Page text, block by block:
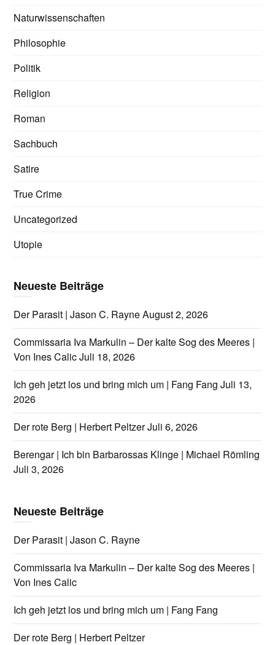
Naturwissenschaften
Philosophie
Politik
Religion
Roman
Sachbuch
Satire
True Crime
Uncategorized
Utopie
Neueste Beiträge
Der Parasit | Jason C. RayneAugust 2, 2026
Commissaria Iva Markulin – Der kalte Sog des Meeres |
Von Ines CalicJuli 18, 2026
Ich geh jetzt los und bring mich um | Fang Fang Juli 13,
2026
Der rote Berg | Herbert PeltzerJuli 6, 2026
Berengar | Ich bin Barbarossas Klinge | Michael Römling
Juli 3, 2026
Neueste Beiträge
Der Parasit | Jason C. Rayne
Commissaria Iva Markulin – Der kalte Sog des Meeres |
Von Ines Calic
Ich geh jetzt los und bring mich um | Fang Fang
Der rote Berg | Herbert Peltzer